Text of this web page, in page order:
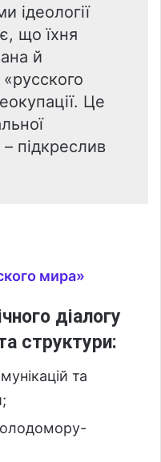
ідеології
що їхня
й
«русского
Це
підкреслив
мира»
діалогу
структури:
та